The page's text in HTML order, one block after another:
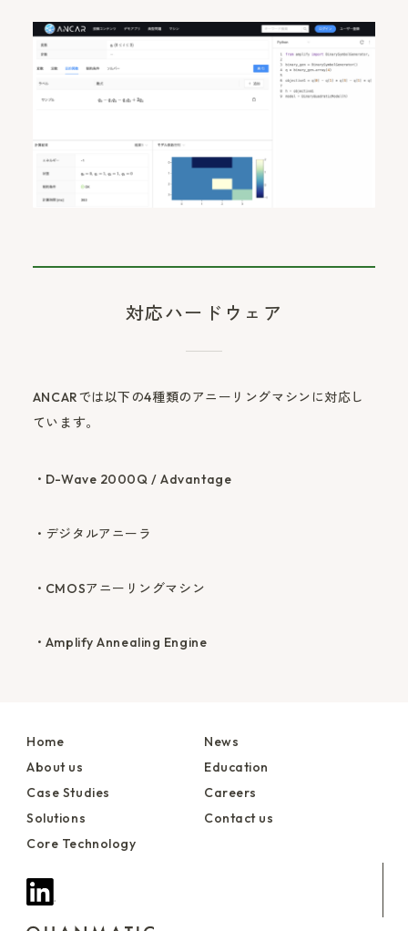
対応ハードウェア
ANCARでは以下の4種類のアニーリングマシンに対応し
ています。
D-Wave 2000Q / Advantage
デジタルアニーラ
CMOSアニーリングマシン
Amplify Annealing Engine
Home
About us
Case Studies
Solutions
Core Technology
News
Education
Careers
Contact us